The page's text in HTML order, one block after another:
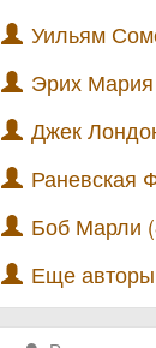
Уильям
Эрих
Джек
Раневская
Боб Марли
Еще